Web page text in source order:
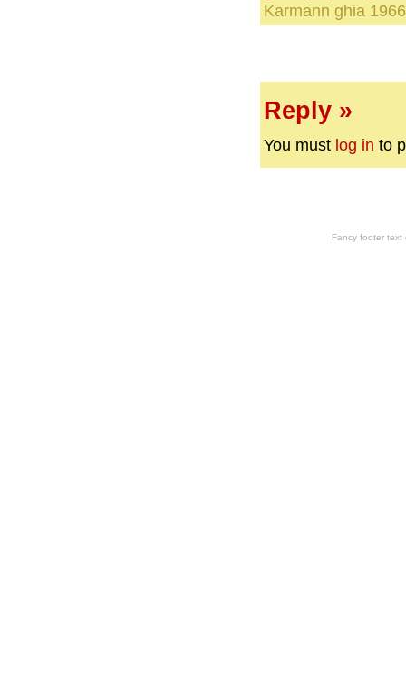
Karmann ghia 1966
Reply »
You must log in to
Fancy footer